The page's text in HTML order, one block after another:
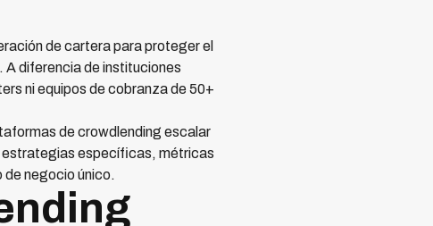
de cartera para proteger el
A diferencia de instituciones
ni equipos de cobranza de 50+
de crowdlending escalar
estrategias específicas, métricas
negocio único.